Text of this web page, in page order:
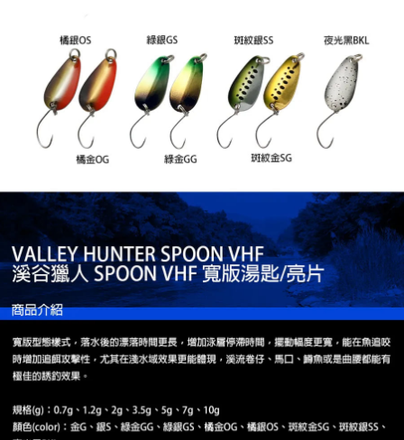
４．使用「AFTEE先享後付」時，將依據個別帳號之用戶狀況，依本公司即
時審查核予不同之上限額度；若仍有額度不足之情形，本公司將視審查結果
請求用戶進行身份認證。
５．嚴禁一人註冊多個帳號或使用他人資訊註冊。若發現惡意使用之情形，
恩沛科技股份有限公司將有權停止該用戶之使用額度並採取法律行動。
貨到付款（門市自取請勿下單，請聯繫客服）
每筆NT$200，滿NT$3,000(含以上)免運費
國家/地區配送(**下單前請私訊客服確認實際運費(運費另
計)，訂單才得以成立**)
查看運費